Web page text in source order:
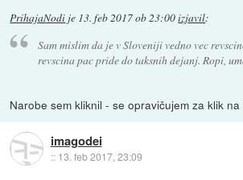
PrihajaNodi je 13. feb 2017 ob 23:00izjavil:
Sam mislim da je v Sloveniji vedno vec
revscina pac pride do taksnih dejanj. Ropi,
Narobe sem kliknil - se opravičujem za klik
imagodei
:: 13. feb 2017, 23:09